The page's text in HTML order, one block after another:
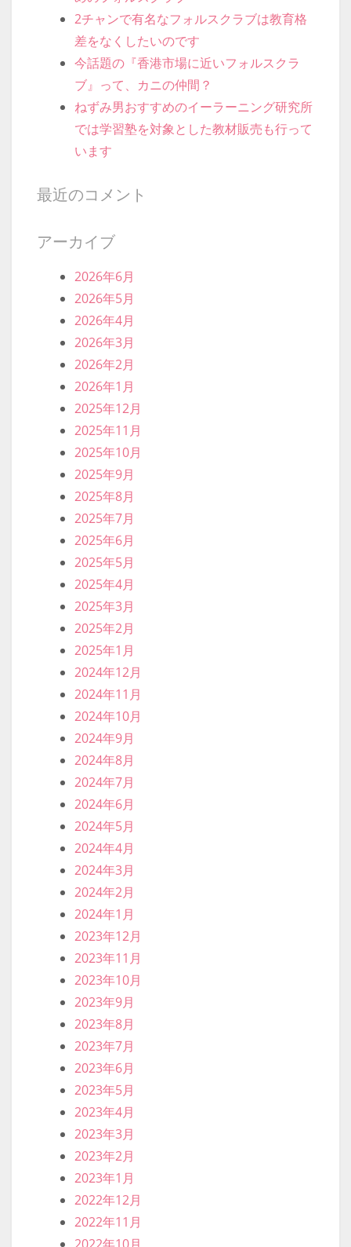
2チャンで有名なフォルスクラブは教育格
差をなくしたいのです
今話題の『香港市場に近いフォルスクラ
ブ』って、カニの仲間？
ねずみ男おすすめのイーラーニング研究所
では学習塾を対象とした教材販売も行って
います
最近のコメント
アーカイブ
2026年6月
2026年5月
2026年4月
2026年3月
2026年2月
2026年1月
2025年12月
2025年11月
2025年10月
2025年9月
2025年8月
2025年7月
2025年6月
2025年5月
2025年4月
2025年3月
2025年2月
2025年1月
2024年12月
2024年11月
2024年10月
2024年9月
2024年8月
2024年7月
2024年6月
2024年5月
2024年4月
2024年3月
2024年2月
2024年1月
2023年12月
2023年11月
2023年10月
2023年9月
2023年8月
2023年7月
2023年6月
2023年5月
2023年4月
2023年3月
2023年2月
2023年1月
2022年12月
2022年11月